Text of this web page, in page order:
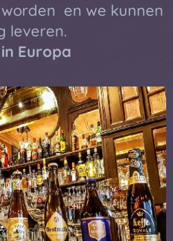
en we kunnen
leveren.
Europa